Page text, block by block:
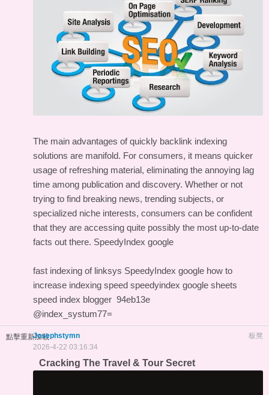
The main advantages of quickly backlink indexing
solutions are manifold. For consumers, it means quicker
usage of refreshing material, eliminating the annoying lag
time among publication and discovery. Whether or not
trying to find breaking news, trending subjects, or
specialized niche interests, consumers can be confident
that they are accessing quite possibly the most up-to-date
facts out there. SpeedyIndex google
fast indexing of linksys SpeedyIndex google how to
increase indexing speed speedyindex google sheets
speed index blogger 94eb13e
@index_systum77=
點擊重新加載 板凳
Josephstymn
2026-4-22 03:16:34
Cracking The Travel & Tour Secret